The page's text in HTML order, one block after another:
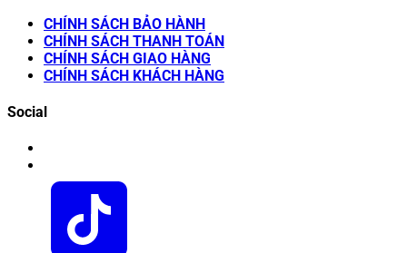
CHÍNH SÁCH BẢO HÀNH
CHÍNH SÁCH THANH TOÁN
CHÍNH SÁCH GIAO HÀNG
CHÍNH SÁCH KHÁCH HÀNG
Social